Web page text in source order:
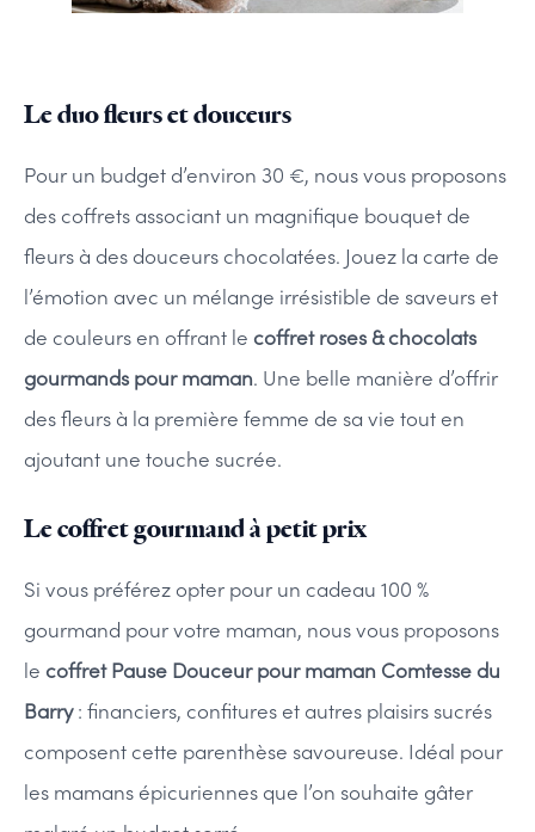
Le duo fleurs et douceurs
Pour un budget d’environ 30 €, nous vous proposons
des coffrets associant un magnifique bouquet de
fleurs à des douceurs chocolatées. Jouez la carte de
l’émotion avec un mélange irrésistible de saveurs et
de couleurs en offrant le coffret roses & chocolats
gourmands pour maman. Une belle manière d’offrir
des fleurs à la première femme de sa vie tout en
ajoutant une touche sucrée.
Le coffret gourmand à petit prix
Si vous préférez opter pour un cadeau 100 %
gourmand pour votre maman, nous vous proposons
le coffret Pause Douceur pour maman Comtesse du
Barry: financiers, confitures et autres plaisirs sucrés
composent cette parenthèse savoureuse. Idéal pour
les mamans épicuriennes que l’on souhaite gâter